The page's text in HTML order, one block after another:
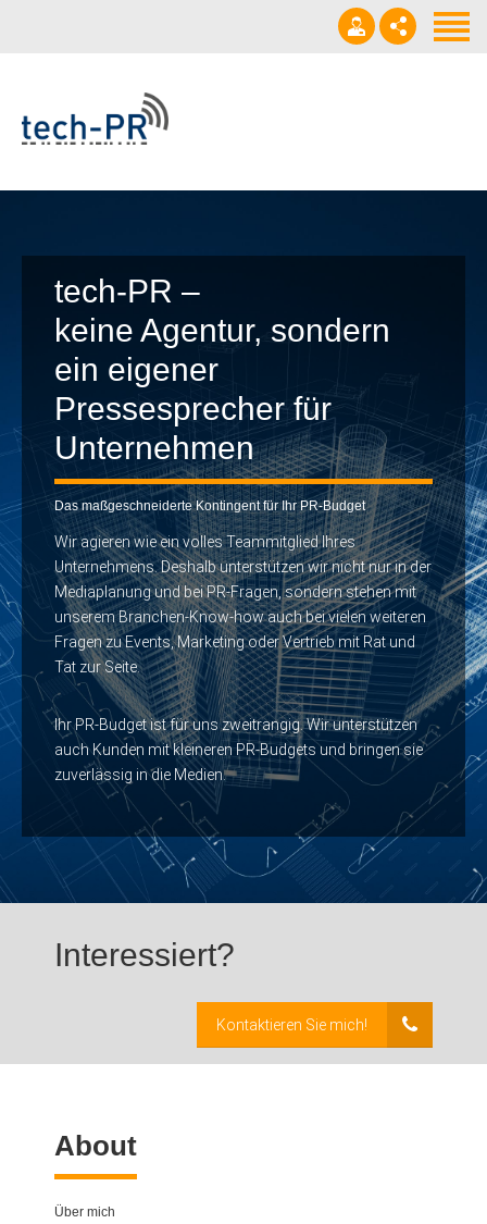
tech-PR –
keine Agentur, sondern
ein eigener
Pressesprecher für
Unternehmen
Das maßgeschneiderte Kontingent für Ihr PR-Budget
Wir agieren wie ein volles Teammitglied Ihres
Unternehmens. Deshalb unterstützen wir nicht nur in der
Mediaplanung und bei PR-Fragen, sondern stehen mit
unserem Branchen-Know-how auch bei vielen weiteren
Fragen zu Events, Marketing oder Vertrieb mit Rat und
Tat zur Seite.
Ihr PR-Budget ist für uns zweitrangig. Wir unterstützen
auch Kunden mit kleineren PR-Budgets und bringen sie
zuverlässig in die Medien.
Interessiert?
Kontaktieren Sie mich!
About
Über mich